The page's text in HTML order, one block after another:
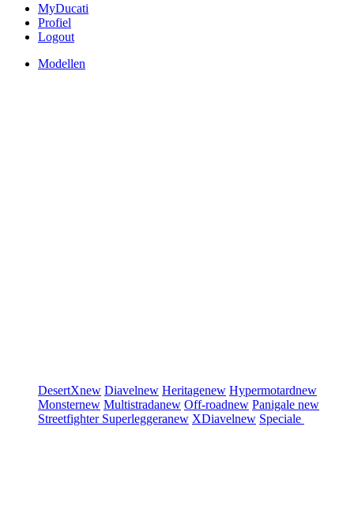
MyDucati
Profiel
Logout
Modellen
DesertXnew Diavelnew Heritagenew Hypermotardnew
Monsternew Multistradanew Off-roadnew Panigale new
Streetfighter Superleggeranew XDiavelnew Speciale